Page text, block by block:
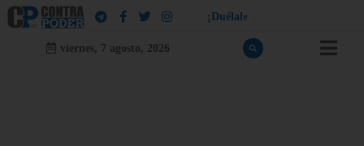
¡ Dué a e
viernes, 7 agosto, 2026